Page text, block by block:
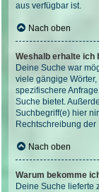
aus verfügbar ist.
Nach oben
Weshalb erhalte ich
Deine Suche war
viele gängige
spezifischere
Suche bietet.
Suchbegriff(e) hier
Rechtschreibung der
Nach oben
Warum bekomme
Deine Suche lieferte